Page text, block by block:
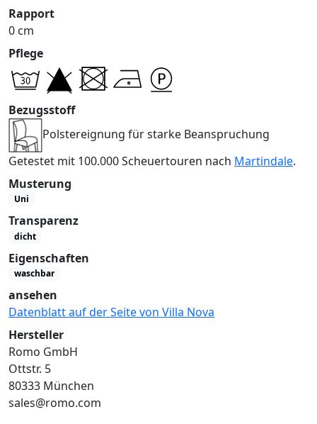
Rapport
0 cm
Pflege
Bezugsstoff
Polstereignung für starke Beanspruchung
Getestet mit 100.000 Scheuertouren nach Martindale.
Musterung
Uni
Transparenz
dicht
Eigenschaften
waschbar
ansehen
Datenblatt auf der Seite von Villa Nova
Hersteller
Romo GmbH
Ottstr. 5
80333 München
sales@romo.com